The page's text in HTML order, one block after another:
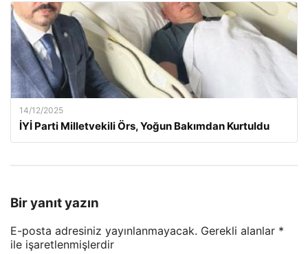
14/12/2025
İYİ Parti Milletvekili Örs, Yoğun Bakımdan Kurtuldu
Bir yanıt yazın
E-posta adresiniz yayınlanmayacak. Gerekli alanlar *
ile işaretlenmişlerdir